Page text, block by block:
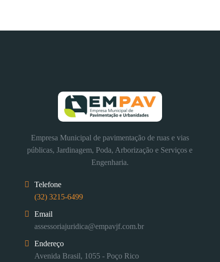
Empresa Municipal de pavimentação de ruas e vias
públicas, Jardinagem, Poda, Arborização e Serviços e
Engenharia.
Telefone
(32) 3215-6499
Email
assessoriajuridica@empavjf.com.br
Endereço
Avenida Brasil, 1055 - Poço Rico